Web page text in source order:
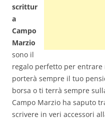
scrittur
a
Campo
Marzio
sono il
regalo perfetto per
porterà sempre il tuo
borsa o ti terrà sempre
Campo Marzio ha saputo
scrivere in veri accessori